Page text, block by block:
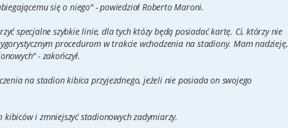
się o niego" - powiedział Roberto Maroni.
specjalne szybkie linie, dla tych któzy będą posiadać kartę. Ci, którzy nie
procedurom w trakcie wchodzenia na stadiony. Mam nadzieję,
- zakończył.
na stadion kibica przyjezdnego, jeżeli nie posiada on swojego
i zmniejszyć stadionowych zadymiarzy.